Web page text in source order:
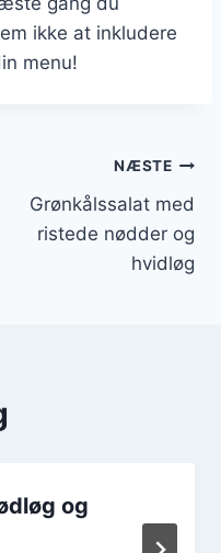
ikke at inkludere
menu!
NÆSTE
Grønkålssalat med
ristede nødder og
hvidløg
og